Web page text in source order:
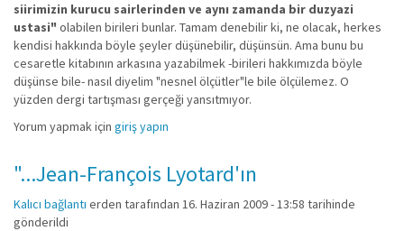
siirimizin kurucu sairlerinden ve aynı zamanda bir duzyazi
ustasi" olabilen birileri bunlar. Tamam denebilir ki, ne olacak, herkes
kendisi hakkında böyle şeyler düşünebilir, düşünsün. Ama bunu bu
cesaretle kitabının arkasına yazabilmek -birileri hakkımızda böyle
düşünse bile- nasıl diyelim "nesnel ölçütler"le bile ölçülemez. O
yüzden dergi tartışması gerçeği yansıtmıyor.
Yorum yapmak için giriş yapın
"...Jean-François Lyotard'ın
Kalıcı bağlantı erden tarafından 16. Haziran 2009 - 13:58 tarihinde
gönderildi